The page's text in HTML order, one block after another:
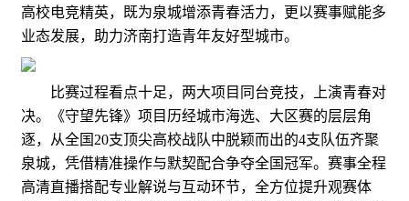
高校电竞精英，既为泉城增添青春活力，更以赛事赋能多
业态发展，助力济南打造青年友好型城市。
比赛过程看点十足，两大项目同台竞技，上演青春对
决。《守望先锋》项目历经城市海选、大区赛的层层角
逐，从全国20支顶尖高校战队中脱颖而出的4支队伍齐聚
泉城，凭借精准操作与默契配合争夺全国冠军。赛事全程
高清直播搭配专业解说与互动环节，全方位提升观赛体